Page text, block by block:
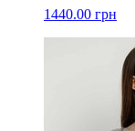
1440.00 грн